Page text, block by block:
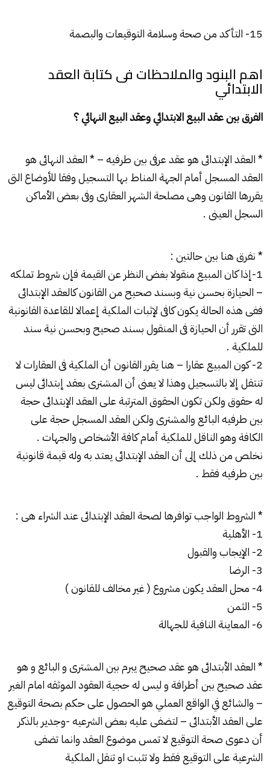
15- التأكد من صحة وسلامة التوقيعات والبصمة
اهم البنود والملاحظات فى كتابة العقد
الابتدائي
الفرق بين عقد البيع الابتدائي وعقد البيع النهائي ؟
* العقد الإبتدائى هو عقد عرفى بين طرفيه – * العقد النهائى هو
العقد المسجل أمام الجهة المناط بها التسجيل وفقا للأوضاع التى
يقررها القانون وهى مصلحة الشهر العقارى وفى بعض الأماكن
السجل العينى .
* نفرق هنا بين حالتين :
1-إذا كان المبيع منقولا بغض النظر عن القيمة فإن شروط تملكه
– الحيازة بحسن نية وبسند صحيح من القانون كالعقد الإبتدائى
ففى هذه الحالة يكون كافى لإثبات الملكية إعمالا للقاعدة القانونية
التى تقرر أن الحيازة فى المنقول بسند صحيح وبحسن نية سند
للملكية .
2- كون المبيع عقارا – هنا يقرر القانون أن الملكية فى العقارات لا
تنتقل إلا بالتسجيل وهذا لا يعنى أن المشترى بعقد إبتدائى ليس
له حقوق ولكن تكون الحقوق المترتبة على العقد الإبتدائى حجة
بين طرفيه البائع والمشترى ولكن العقد المسجل حجة على
الكافة وهو الناقل للملكية أمام كافة الأشخاص والجهات .
نخلص من ذلك إلى أن العقد الإبتدائى يعتد به وله قيمة قانونية
بين طرفيه فقط .
* الشروط الواجب توافرها لصحة العقد الإبتدائى عند الشراء هى :
1- الأهلية
2- الإيجاب والقبول
3- الرضا
4- محل العقد يكون مشروع ( غير مخالف للقانون )
5- الثمن
6- المعاينة النافية للجهالة
* العقد الأبتدائى هو عقد صحيح يبرم بين المشترى و البائع و هو
عقد صحيح بين أطرافة و ليس له حجية العقود الموثقه امام الغير
– والشائع في الواقع العملي هو الحصول على حكم بصحة التوقيع
على العقد الأبتدائى – لتضفى عليه بعض الشرعيه -وجدير بالذكر
أن دعوى صحة التوقيع لا تمس موضوع العقد وانما تضفى
الشرعية على التوقيع فقط ولا تثبت او تنقل الملكية